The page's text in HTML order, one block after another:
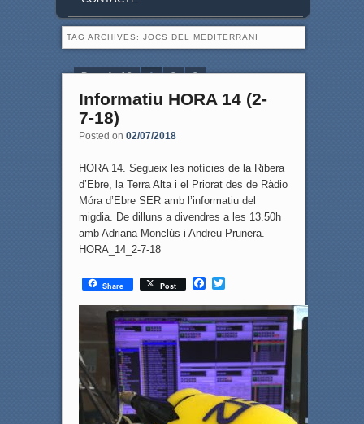
TAG ARCHIVES: JOCS DEL MEDITERRANI
Page 1 of 3 1 2 3
Informatiu HORA 14 (2-
7-18)
Posted on 02/07/2018
HORA 14. Segueix les notícies de la Ribera
d’Ebre, la Terra Alta i el Priorat des de Ràdio
Móra d’Ebre SER amb l’informatiu del
migdia. De dilluns a divendres a les 13.50h
amb Adriana Monclús i Andreu Prunera.
HORA_14_2-7-18
Share Post
F
c
e
b
o
k
T
i
t
t
r